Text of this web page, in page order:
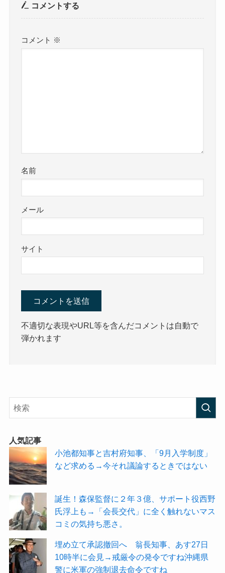
コメントする
コメント ※
名前
メール
サイト
不適切な表現やURL等を含んだコメントは自動で
弾かれます
人気記事
小池都知事と吉村府知事、「9月入学制度」
など求める→今それ議論するときではない
誕生！森保監督に２年３億、サポート役西野
氏浮上も→「会長交代」に全く触れないマス
コミの気持ち悪さ。
埋め立て承認撤回へ 翁長知事、あす27日
10時半に会見→戒厳令の発令ですね沖縄県
警に米軍の強制退去命令ですね